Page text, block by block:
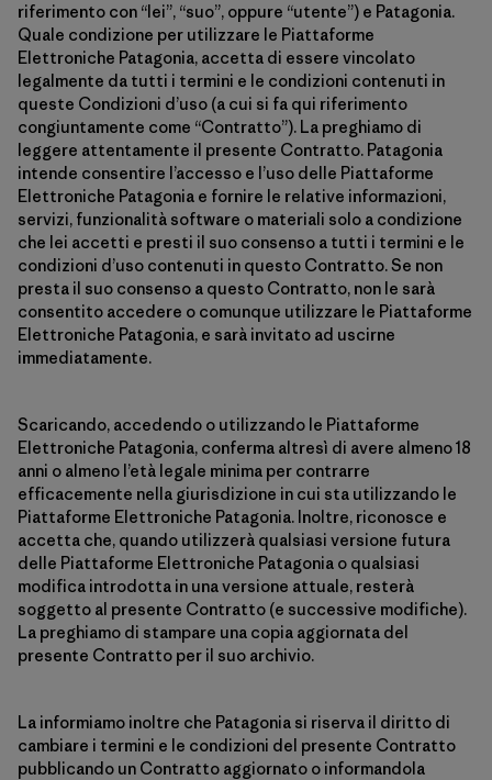
riferimento con “lei”, “suo”, oppure “utente”) e Patagonia.
Quale condizione per utilizzare le Piattaforme
Elettroniche Patagonia, accetta di essere vincolato
legalmente da tutti i termini e le condizioni contenuti in
queste Condizioni d’uso (a cui si fa qui riferimento
congiuntamente come “Contratto”). La preghiamo di
leggere attentamente il presente Contratto. Patagonia
intende consentire l’accesso e l’uso delle Piattaforme
Elettroniche Patagonia e fornire le relative informazioni,
servizi, funzionalità software o materiali solo a condizione
che lei accetti e presti il suo consenso a tutti i termini e le
condizioni d’uso contenuti in questo Contratto. Se non
presta il suo consenso a questo Contratto, non le sarà
consentito accedere o comunque utilizzare le Piattaforme
Elettroniche Patagonia, e sarà invitato ad uscirne
immediatamente.
Scaricando, accedendo o utilizzando le Piattaforme
Elettroniche Patagonia, conferma altresì di avere almeno 18
anni o almeno l’età legale minima per contrarre
efficacemente nella giurisdizione in cui sta utilizzando le
Piattaforme Elettroniche Patagonia. Inoltre, riconosce e
accetta che, quando utilizzerà qualsiasi versione futura
delle Piattaforme Elettroniche Patagonia o qualsiasi
modifica introdotta in una versione attuale, resterà
soggetto al presente Contratto (e successive modifiche).
La preghiamo di stampare una copia aggiornata del
presente Contratto per il suo archivio.
La informiamo inoltre che Patagonia si riserva il diritto di
cambiare i termini e le condizioni del presente Contratto
pubblicando un Contratto aggiornato o informandola